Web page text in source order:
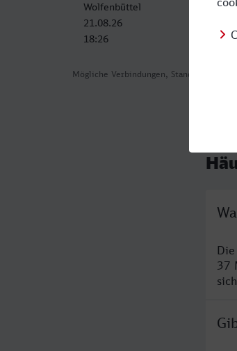
Mögliche Verbindungen, Stand: 2026-08-
Wolfenbüttel
21.08.26
18:26
Lyon
10:59
37